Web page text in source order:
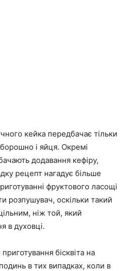
кейка передбачає тільки
і яйця. Окремі
додавання кефіру,
рецепт нагадує більше
фруктового ласощі
розпушувач, оскільки такий
ніж той, який
в духовці.
бісквіта на
в тих випадках, коли в